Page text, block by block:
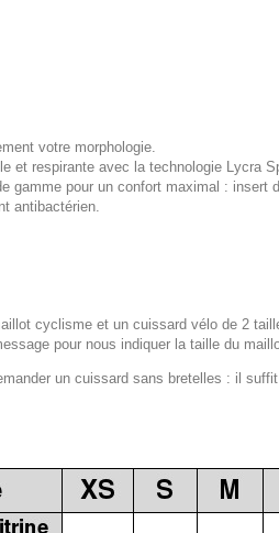
votre morphologie.
et respirante avec la technologie Lycra
gamme pour un confort maximal :
antibactérien.
cyclisme et un cuissard vélo de 2
pour nous indiquer la taille du
un cuissard sans bretelles : il